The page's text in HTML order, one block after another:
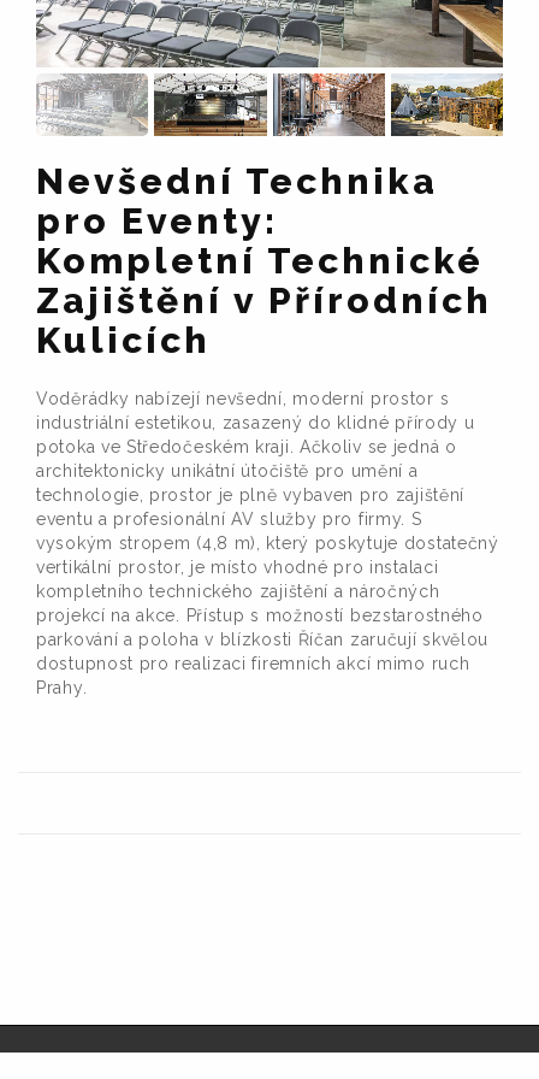
Nevšední Technika
pro Eventy:
Kompletní Technické
Zajištění v Přírodních
Kulicích
Voděrádky nabízejí nevšední, moderní prostor s
industriální estetikou, zasazený do klidné přírody u
potoka ve Středočeském kraji. Ačkoliv se jedná o
architektonicky unikátní útočiště pro umění a
technologie, prostor je plně vybaven pro zajištění
eventu a profesionální AV služby pro firmy. S
vysokým stropem (4,8 m), který poskytuje dostatečný
vertikální prostor, je místo vhodné pro instalaci
kompletního technického zajištění a náročných
projekcí na akce. Přístup s možností bezstarostného
parkování a poloha v blízkosti Říčan zaručují skvělou
dostupnost pro realizaci firemních akcí mimo ruch
Prahy.